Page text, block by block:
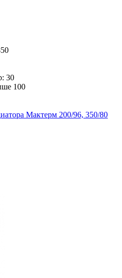
30
100
Мактерм 200/96, 350/80